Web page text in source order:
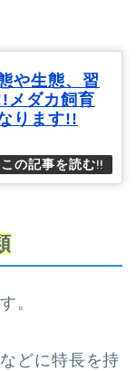
や生態、習
メダカ飼育
ります!!
。
どに特長を持